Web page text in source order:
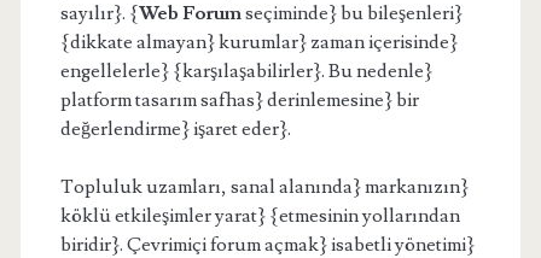
sayılır}. {Web Forumseçiminde} bu bileşenleri}
{dikkate almayan} kurumlar} zaman içerisinde}
engellelerle} {karşılaşabilirler}. Bu nedenle}
platform tasarım safhas} derinlemesine} bir
değerlendirme} işaret eder}.
Topluluk uzamları, sanal alanında} markanızın}
köklü etkileşimler yarat} {etmesinin yollarından
biridir}. Çevrimiçi forum açmak} isabetli yönetimi}